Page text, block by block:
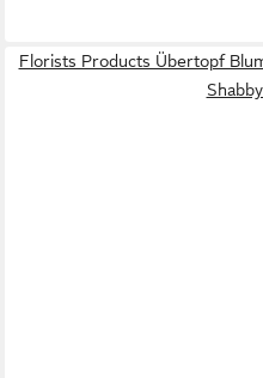
Florists Products Übertopf